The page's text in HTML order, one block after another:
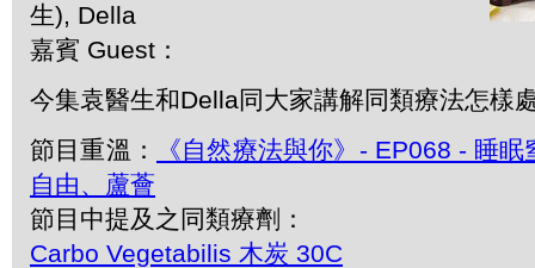
生), Della
嘉賓 Guest：
今集袁醫生和Della同大家講解同類療法怎樣
節目重溫：
《自然療法與你》- EP068 - 睡
自由、蘆薈
節目中提及之同類療劑：
Carbo Vegetabilis 木炭 30C